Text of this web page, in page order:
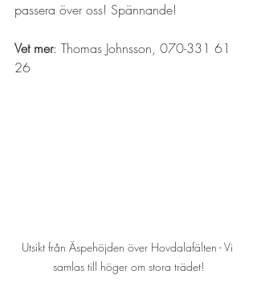
passera över oss! Spännande!
Vet mer: Thomas Johnsson, 070-331 61
26
Utsikt från Äspehöjden över Hovdalafälten - Vi
samlas till höger om stora trädet!